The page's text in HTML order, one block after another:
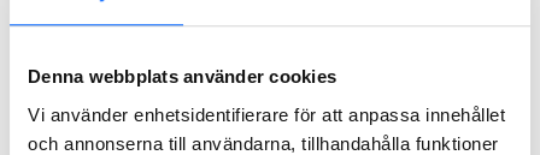
Denna webbplats använder cookies
Vi använder enhetsidentifierare för att anpassa innehållet
och annonserna till användarna, tillhandahålla funktioner
Vi har byggt 29 vindkraftverk i två etapper.